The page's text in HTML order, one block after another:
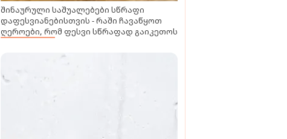
შინაურული საშუალებები სწრაფი
დაფესვიანებისთვის - რაში ჩავაწყოთ
ღეროები, რომ ფესვი სწრაფად გაიკეთოს